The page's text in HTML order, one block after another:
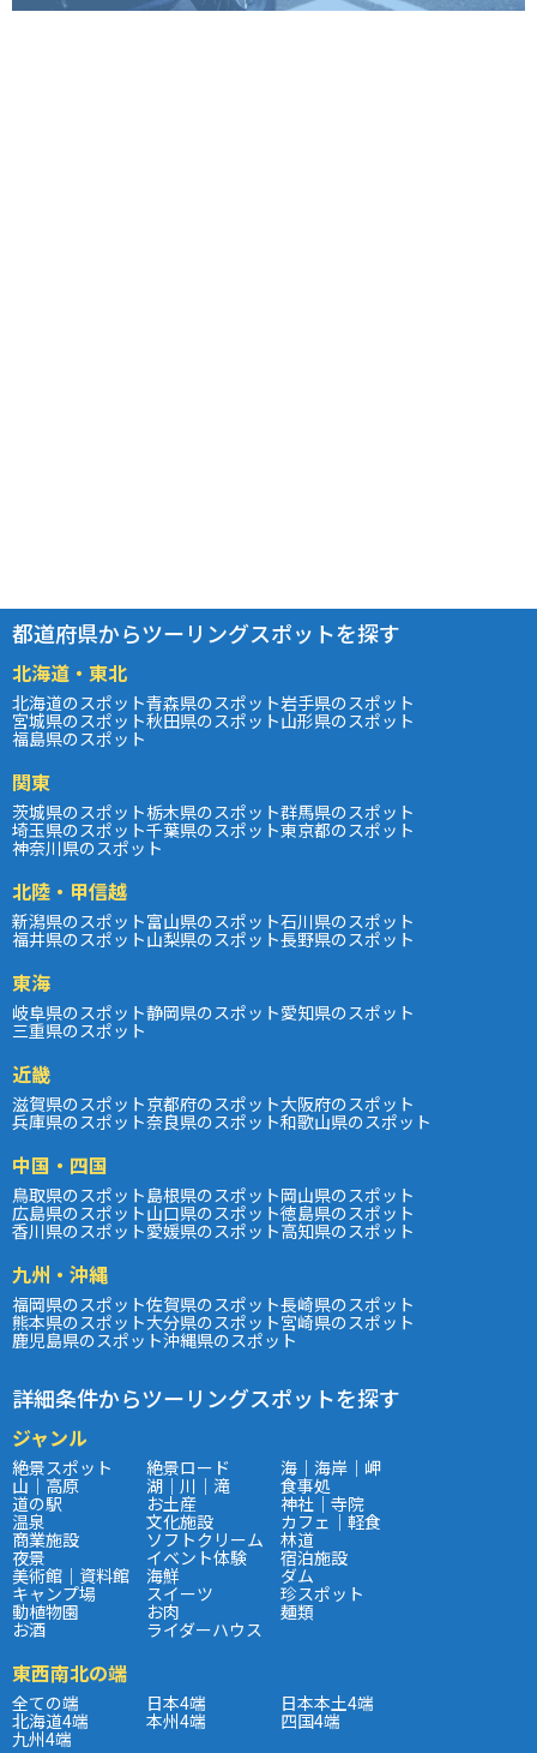
都道府県からツーリングスポットを探す
北海道・東北
北海道のスポット青森県のスポット岩手県のスポット
宮城県のスポット秋田県のスポット山形県のスポット
福島県のスポット
関東
茨城県のスポット栃木県のスポット群馬県のスポット
埼玉県のスポット千葉県のスポット東京都のスポット
神奈川県のスポット
北陸・甲信越
新潟県のスポット富山県のスポット石川県のスポット
福井県のスポット山梨県のスポット長野県のスポット
東海
岐阜県のスポット静岡県のスポット愛知県のスポット
三重県のスポット
近畿
滋賀県のスポット京都府のスポット大阪府のスポット
兵庫県のスポット奈良県のスポット和歌山県のスポット
中国・四国
鳥取県のスポット島根県のスポット岡山県のスポット
広島県のスポット山口県のスポット徳島県のスポット
香川県のスポット愛媛県のスポット高知県のスポット
九州・沖縄
福岡県のスポット佐賀県のスポット長崎県のスポット
熊本県のスポット大分県のスポット宮崎県のスポット
鹿児島県のスポット沖縄県のスポット
詳細条件からツーリングスポットを探す
ジャンル
絶景スポット 絶景ロード 海｜海岸｜岬
山｜高原 湖｜川｜滝 食事処
道の駅 お土産 神社｜寺院
温泉 文化施設 カフェ｜軽食
商業施設 ソフトクリーム 林道
夜景 イベント体験 宿泊施設
美術館｜資料館 海鮮 ダム
キャンプ場 スイーツ 珍スポット
動植物園 お肉 麺類
お酒 ライダーハウス
東西南北の端
全ての端 日本4端 日本本土4端
北海道4端 本州4端 四国4端
九州4端